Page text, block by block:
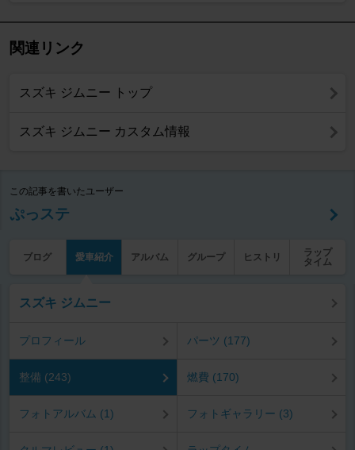
関連リンク
スズキ ジムニー トップ
スズキ ジムニー カスタム情報
この記事を書いたユーザー
ぷっステ
ブログ 愛車紹介 アルバム グループ ヒストリ
ラップ
タイム
スズキ ジムニー
プロフィール パーツ (177)
整備 (243) 燃費 (170)
フォトアルバム (1) フォトギャラリー (3)